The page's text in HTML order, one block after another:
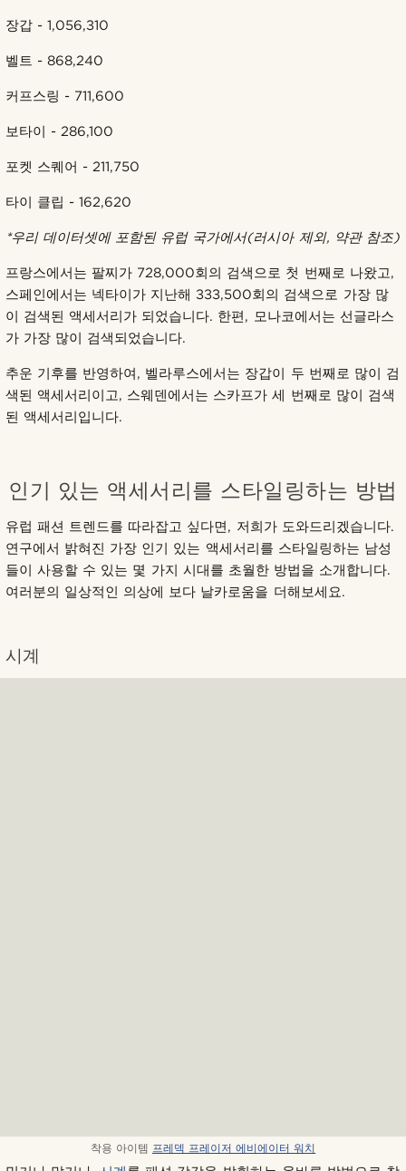
장갑 - 1,056,310
벨트 - 868,240
커프스링 - 711,600
보타이 - 286,100
포켓 스퀘어 - 211,750
타이 클립 - 162,620
*우리 데이터셋에 포함된 유럽 국가에서(러시아 제외, 약관 참조)
프랑스에서는 팔찌가 728,000회의 검색으로 첫 번째로 나왔고,
스페인에서는 넥타이가 지난해 333,500회의 검색으로 가장 많
이 검색된 액세서리가 되었습니다. 한편, 모나코에서는 선글라스
가 가장 많이 검색되었습니다.
추운 기후를 반영하여, 벨라루스에서는 장갑이 두 번째로 많이 검
색된 액세서리이고, 스웨덴에서는 스카프가 세 번째로 많이 검색
된 액세서리입니다.
인기 있는 액세서리를 스타일링하는 방법
유럽 패션 트렌드를 따라잡고 싶다면, 저희가 도와드리겠습니다.
연구에서 밝혀진 가장 인기 있는 액세서리를 스타일링하는 남성
들이 사용할 수 있는 몇 가지 시대를 초월한 방법을 소개합니다.
여러분의 일상적인 의상에 보다 날카로움을 더해보세요.
시계
착용 아이템 프레덱 프레이저 에비에이터 워치